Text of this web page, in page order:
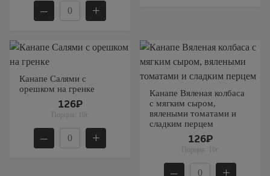
– +
Канапе Салями с
орешком на гренке
126₽
Порция: 10г
– +
Канапе Вяленая колбаса
с мягким сыром,
вялеными томатами и
сладким перцем
126₽
Порция: 10г
– +